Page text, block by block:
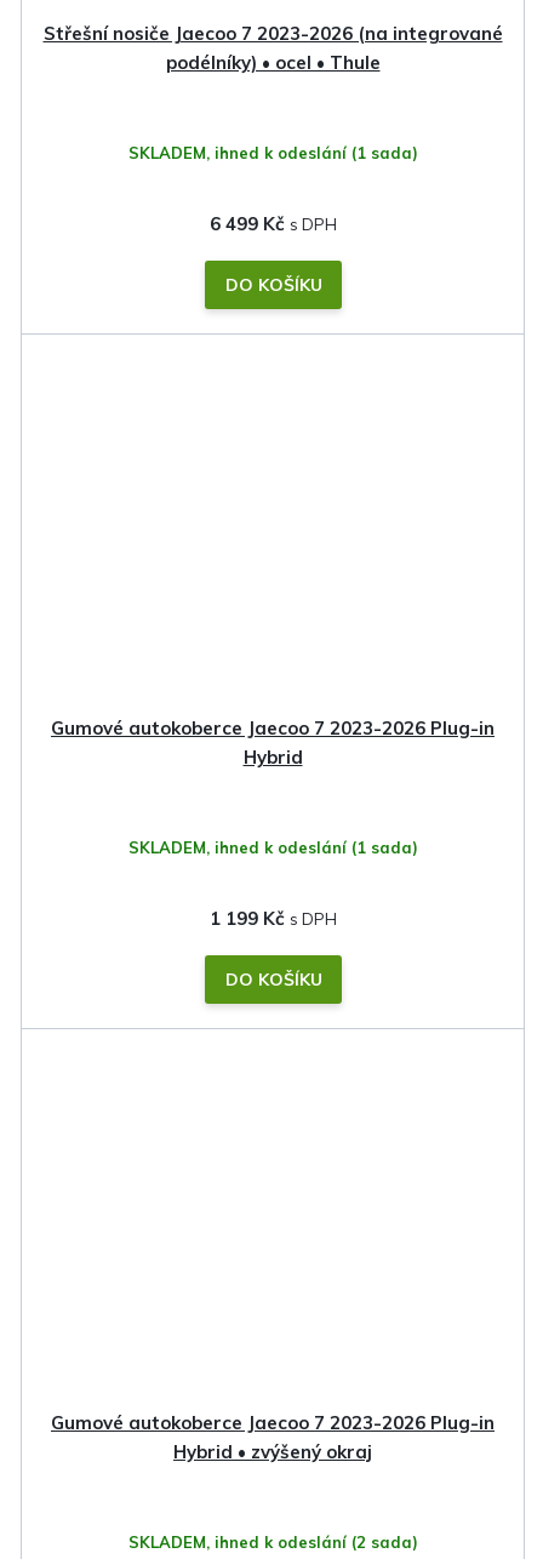
Střešní nosiče Jaecoo 7 2023-2026 (na integrované
podélníky) • ocel • Thule
SKLADEM, ihned k odeslání (1 sada)
6 499 Kč
DO KOŠÍKU
Gumové autokoberce Jaecoo 7 2023-2026 Plug-in
Hybrid
SKLADEM, ihned k odeslání (1 sada)
1 199 Kč
DO KOŠÍKU
Gumové autokoberce Jaecoo 7 2023-2026 Plug-in
Hybrid • zvýšený okraj
SKLADEM, ihned k odeslání (2 sada)